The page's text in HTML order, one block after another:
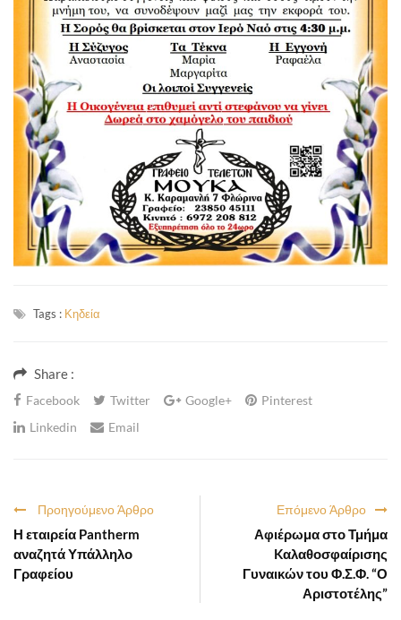
Tags : Κηδεία
Share :
Facebook Twitter Google+
Pinterest
Linkedin
Email
Επόμενο Άρθρο
Αφιέρωμα στο Τμήμα
Kαλαθοσφαίρισης
Γυναικών του Φ.Σ.Φ. “Ο
Αριστοτέλης”
Προηγούμενο Άρθρο
Η εταιρεία Pantherm
αναζητά Υπάλληλο
Γραφείου